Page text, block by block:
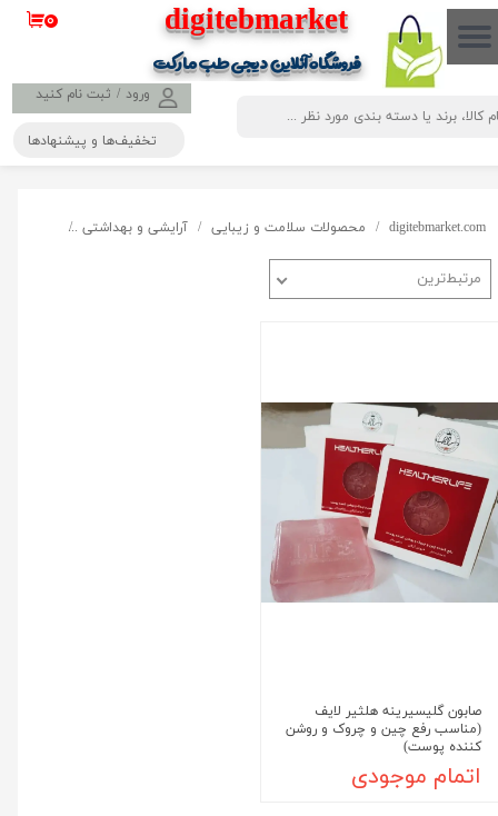
​​​​​​​​digitebmarket
فروشگاه آنلاین دیجی طب مارکت
ورود / ثبت نام کنید
حساب کاربری من
تغییر گذر واژه
۰
تخفیف‌ها و پیشنهادها
digitebmarket.com محصولات سلامت و زیبایی آرایشی و بهداشتی
مرتبط‌ترین
صابون گلیسیرینه هلثیر لایف
(مناسب رفع چین و چروک و روشن
کننده پوست)
اتمام موجودی